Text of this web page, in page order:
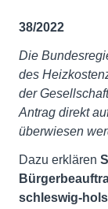
38/2022
Die
des
der
Antrag direkt
überwiesen
Dazu erklären
schleswig-